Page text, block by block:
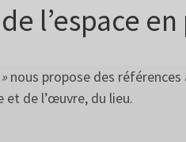
l’espace
nous propose des
et de l’œuvre, du lieu.